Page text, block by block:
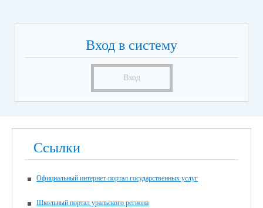
Вход в систему
Вход
Ссылки
Официальный интернет-портал государственных услуг
Школьный портал уральского региона